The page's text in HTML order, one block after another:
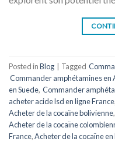
Posted inBlog Tagged
Commander amphétamines en
en Suede, Commander
acheter acide lsd en ligne France,
Acheter de la cocaïne bolivienne,
Acheter de la cocaïne
France,Acheter de la cocaïne en